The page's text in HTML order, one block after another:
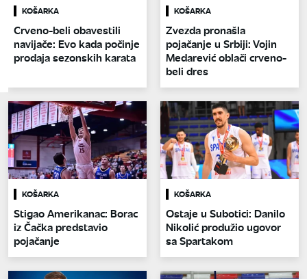
KOŠARKA
Crveno-beli obavestili
navijače: Evo kada počinje
prodaja sezonskih karata
KOŠARKA
Zvezda pronašla
pojačanje u Srbiji: Vojin
Medarević oblači crveno-
beli dres
KOŠARKA
Stigao Amerikanac: Borac
iz Čačka predstavio
pojačanje
KOŠARKA
Ostaje u Subotici: Danilo
Nikolić produžio ugovor
sa Spartakom